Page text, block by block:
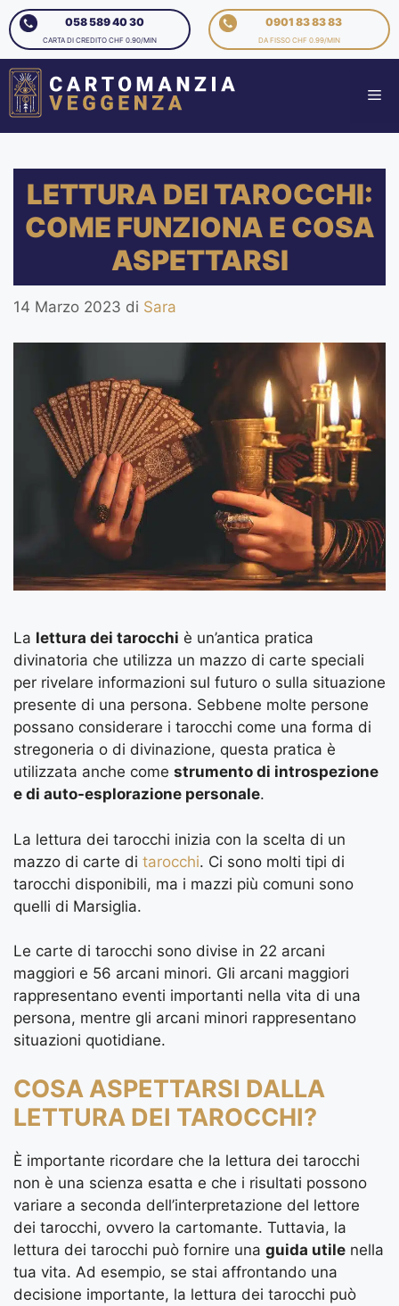
058 589 40 30
CARTA DI CREDITO CHF 0.90/MIN
0901 83 83 83
DA FISSO CHF 0.99/MIN
LETTURA DEI TAROCCHI:
COME FUNZIONA E COSA
ASPETTARSI
14 Marzo 2023 di Sara
La lettura dei tarocchi è un’antica pratica
divinatoria che utilizza un mazzo di carte speciali
per rivelare informazioni sul futuro o sulla situazione
presente di una persona. Sebbene molte persone
possano considerare i tarocchi come una forma di
stregoneria o di divinazione, questa pratica è
utilizzata anche come strumento di introspezione
e di auto-esplorazione personale.
La lettura dei tarocchi inizia con la scelta di un
mazzo di carte di tarocchi. Ci sono molti tipi di
tarocchi disponibili, ma i mazzi più comuni sono
quelli di Marsiglia.
Le carte di tarocchi sono divise in 22 arcani
maggiori e 56 arcani minori. Gli arcani maggiori
rappresentano eventi importanti nella vita di una
persona, mentre gli arcani minori rappresentano
situazioni quotidiane.
COSA ASPETTARSI DALLA
LETTURA DEI TAROCCHI?
È importante ricordare che la lettura dei tarocchi
non è una scienza esatta e che i risultati possono
variare a seconda dell’interpretazione del lettore
dei tarocchi, ovvero la cartomante. Tuttavia, la
lettura dei tarocchi può fornire una guida utile nella
tua vita. Ad esempio, se stai affrontando una
decisione importante, la lettura dei tarocchi può